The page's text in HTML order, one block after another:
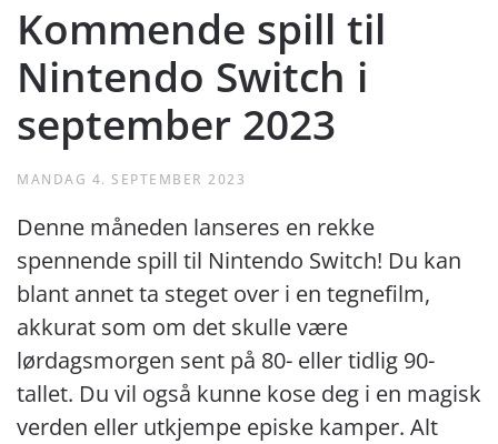
Kommende spill til
Nintendo Switch i
september 2023
MANDAG 4. SEPTEMBER 2023
Denne måneden lanseres en rekke
spennende spill til Nintendo Switch! Du kan
blant annet ta steget over i en tegnefilm,
akkurat som om det skulle være
lørdagsmorgen sent på 80- eller tidlig 90-
tallet. Du vil også kunne kose deg i en magisk
verden eller utkjempe episke kamper. Alt